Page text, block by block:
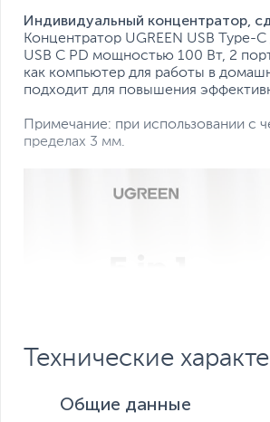
Индивидуальный концентратор,
Концентратор UGREEN USB Type-
USB C PD мощностью 100 Вт, 2
как компьютер для работы в
подходит для повышения
Примечание: при использовании с
пределах 3 мм.
Технические
Общие данные